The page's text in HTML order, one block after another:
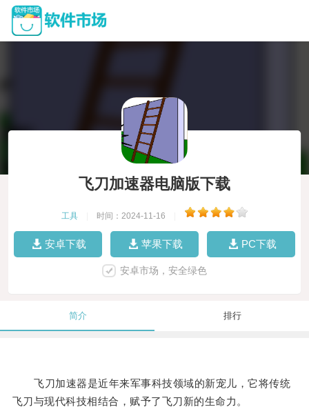
飞刀加速器电脑版下载
工具 时间：2024-11-16
安卓下载 苹果下载 PC下载
安卓市场，安全绿色
简介 排行
飞刀加速器是近年来军事科技领域的新宠儿，它将传统
飞刀与现代科技相结合，赋予了飞刀新的生命力。